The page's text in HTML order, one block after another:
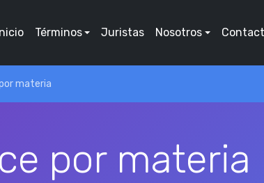
Términos Juristas Nosotros
materia
por materia